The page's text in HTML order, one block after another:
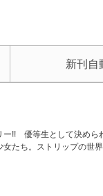
新刊自
!! 優等生として決めら
たち。ストリップの世